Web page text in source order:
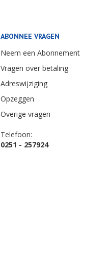
ABONNEE VRAGEN
Neem een Abonnement
Vragen over betaling
Adreswijziging
Opzeggen
Overige vragen
Telefoon:
0251 - 257924